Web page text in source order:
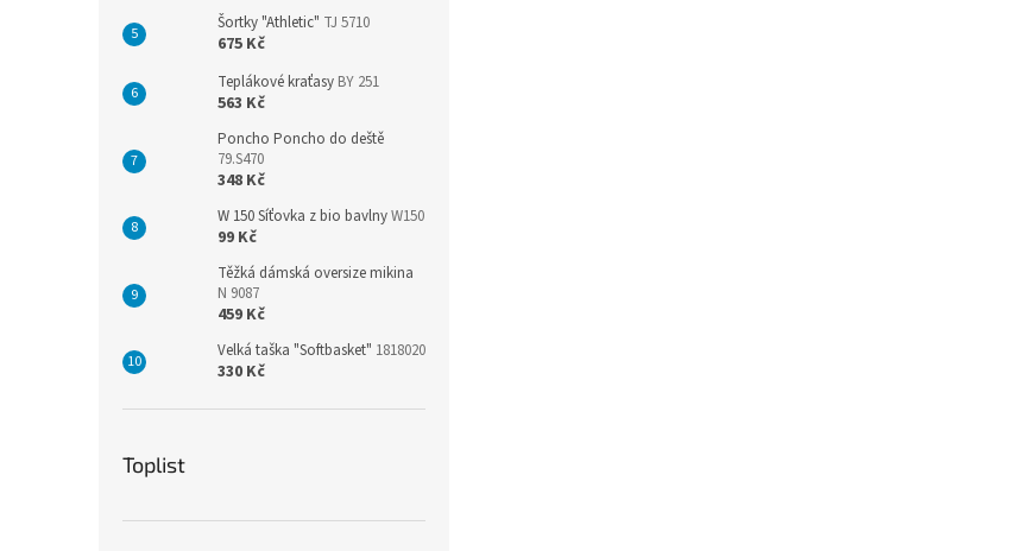
Šortky "Athletic" TJ 5710
675 Kč
Teplákové kraťasy BY 251
563 Kč
Poncho Poncho do deště
79.S470
348 Kč
W 150 Síťovka z bio bavlnyW150
99 Kč
Těžká dámská oversize mikina
N 9087
459 Kč
Velká taška "Softbasket" 1818020
330 Kč
Toplist